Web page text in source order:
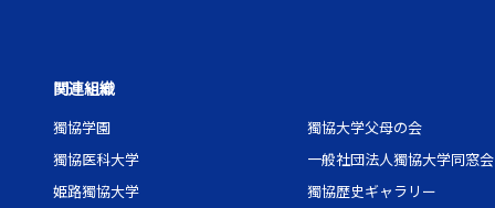
関連組織
獨協学園
獨協医科大学
姫路獨協大学
獨協大学父母の会
一般社団法人獨協大学同窓会
獨協歴史ギャラリー